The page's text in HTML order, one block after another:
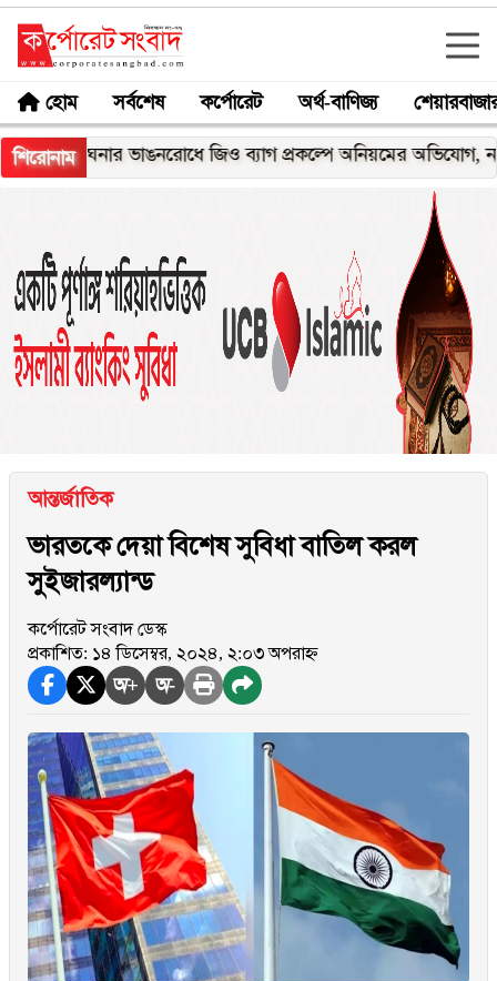
হোম সর্বশেষ কর্পোরেট অর্থ-বাণিজ্য
শিরোনামভাঙনরোধে জিও ব্যাগ প্রকল্পে অনিয়মের অভিযোগ, নদীরকূলে
আন্তর্জাতিক
ভারতকে দেয়া বিশেষ সুবিধা বাতিল করল
সুইজারল্যান্ড
কর্পোরেট সংবাদ ডেস্ক
প্রকাশিত: ১৪ ডিসেম্বর, ২০২৪, ২:০৩ অপরাহ্ন
অ+ অ-